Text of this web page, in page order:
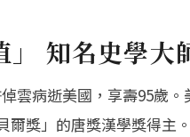
」 知名史學
雲病逝美國，享壽95歲
爾獎」的唐獎漢學獎得